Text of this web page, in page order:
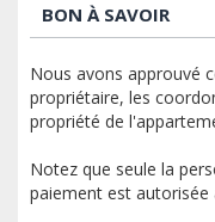
BON À SAVOIR
Nous avons approuvé
propriétaire, les
propriété de
Notez que seule la
paiement est autorisée